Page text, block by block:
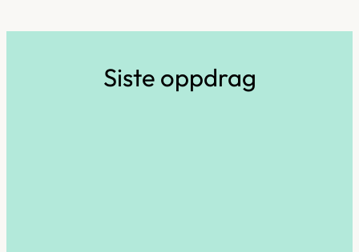
Siste oppdrag